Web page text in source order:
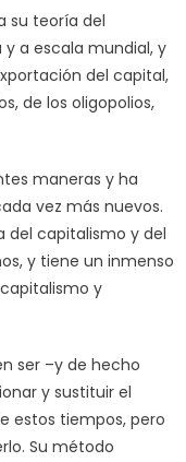
su teoría del
y a escala mundial, y
del capital,
de los oligopolios,
maneras y ha
vez más nuevos.
del capitalismo y del
y tiene un inmenso
y
ser –y de hecho
y sustituir el
estos tiempos, pero
Su método